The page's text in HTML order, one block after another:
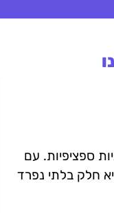
ספציפיות. עם
חלק בלתי נפרד